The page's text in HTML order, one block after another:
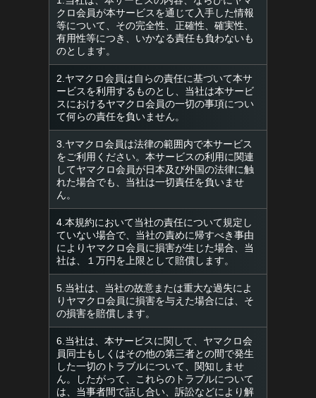
クロ会員が本サービスを通じて入手した情報
等について、その完全性、正確性、確実性、
有用性等につき、いかなる責任も負わないも
のとします。
2.ヤマクロ会員は自らの責任に基づいて本サ
ービスを利用するものとし、当社は本サービ
スにおけるヤマクロ会員の一切の事項につい
て何らの責任を負いません。
3.ヤマクロ会員は法律の範囲内で本サービス
をご利用ください。本サービスの利用に関連
してヤマクロ会員が日本及び外国の法律に触
れた場合でも、当社は一切責任を負いませ
ん。
4.本規約において当社の責任について規定し
ていない場合で、当社の責めに帰すべき事由
によりヤマクロ会員に損害が生じた場合、当
社は、１万円を上限として賠償します。
5.当社は、当社の故意または重大な過失によ
りヤマクロ会員に損害を与えた場合には、そ
の損害を賠償します。
6.当社は、本サービスに関して、ヤマクロ会
員同士もしくはその他の第三者との間で発生
した一切のトラブルについて、関知しませ
ん。したがって、これらのトラブルについて
は、当事者間で話し合い、訴訟などにより解